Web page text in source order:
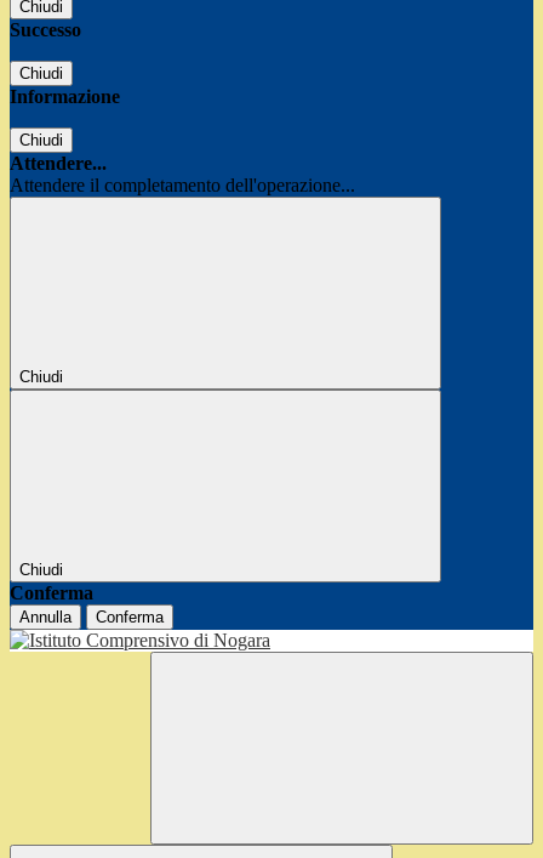
Chiudi
Successo
Chiudi
Informazione
Chiudi
Attendere...
Attendere il completamento dell'operazione...
Chiudi
Chiudi
Conferma
Annulla Conferma